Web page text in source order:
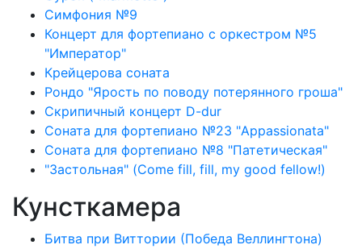
Симфония №9
Концерт для фортепиано с оркестром №5
"Император"
Крейцерова соната
Рондо "Ярость по поводу потерянного гроша"
Скрипичный концерт D-dur
Соната для фортепиано №23 "Appassionata"
Соната для фортепиано №8 "Патетическая"
"Застольная" (Come fill, fill, my good fellow!)
Кунсткамера
Битва при Виттории (Победа Веллингтона)